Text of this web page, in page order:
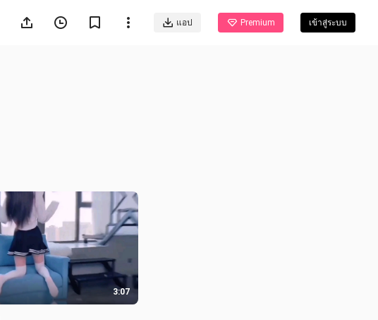
แอป Premium เข้าสู่ระบบ
3:07